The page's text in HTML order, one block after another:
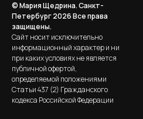
© Мария Щедрина. Санкт-
Петербург 2026Все права
защищены.
Сайт носит исключительно
информационный характер и ни
при каких условиях не является
публичной офертой,
определяемой положениями
Статьи 437 (2) Гражданского
кодекса Российской Федерации